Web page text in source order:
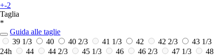
+-2
Taglia
*
Guida alle taglie
39 1/3
40 40 2/3 41 1/3 42 42 2/3
43 1/3
24h
44 44 2/3 45 1/3 46 46 2/3 47 1/3
48